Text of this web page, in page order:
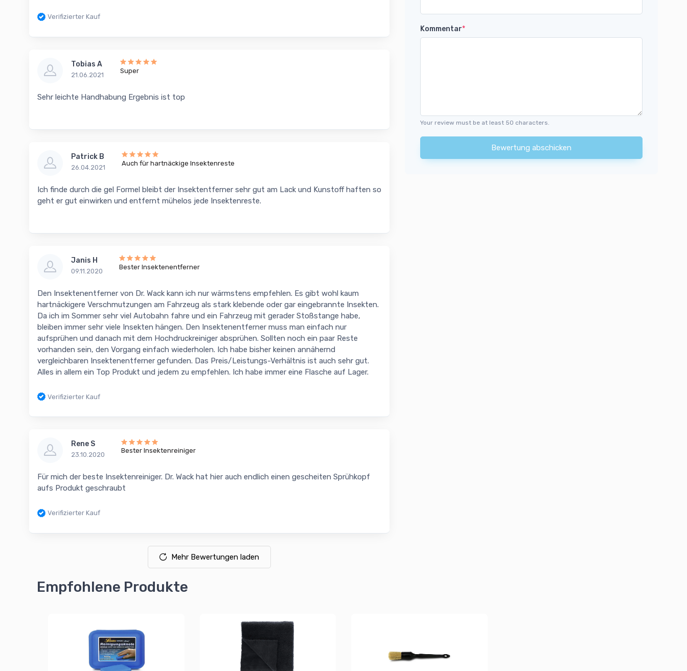
Verifizierter Kauf
Tobias A
21.06.2021
Super
Sehr leichte Handhabung Ergebnis ist top
Patrick B
26.04.2021
Auch für hartnäckige Insektenreste
Ich finde durch die gel Formel bleibt der Insektentferner sehr gut am Lack und Kunstoff haften so
geht er gut einwirken und entfernt mühelos jede Insektenreste.
Janis H
09.11.2020
Bester Insektenentferner
Den Insektenentferner von Dr. Wack kann ich nur wärmstens empfehlen. Es gibt wohl kaum
hartnäckigere Verschmutzungen am Fahrzeug als stark klebende oder gar eingebrannte Insekten.
Da ich im Sommer sehr viel Autobahn fahre und ein Fahrzeug mit gerader Stoßstange habe,
bleiben immer sehr viele Insekten hängen. Den Insektenentferner muss man einfach nur
aufsprühen und danach mit dem Hochdruckreiniger absprühen. Sollten noch ein paar Reste
vorhanden sein, den Vorgang einfach wiederholen. Ich habe bisher keinen annähernd
vergleichbaren Insektenentferner gefunden. Das Preis/Leistungs-Verhältnis ist auch sehr gut.
Alles in allem ein Top Produkt und jedem zu empfehlen. Ich habe immer eine Flasche auf Lager.
Verifizierter Kauf
Rene S
23.10.2020
Bester Insektenreiniger
Für mich der beste Insektenreiniger. Dr. Wack hat hier auch endlich einen gescheiten Sprühkopf
aufs Produkt geschraubt
Verifizierter Kauf
Mehr Bewertungen laden
Kommentar*
Your review must be at least 50 characters.
Bewertung abschicken
Empfohlene Produkte